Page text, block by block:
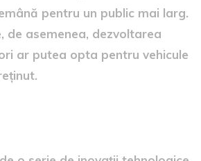
pentru un public mai larg.
de asemenea, dezvoltarea
ar putea opta pentru vehicule